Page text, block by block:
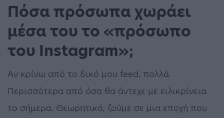
Πόσα πρόσωπα χωράει
μέσα του το «πρόσωπο
του Instagram»;
Αν κρίνω από το δικό μου feed, πολλά.
Περισσότερα από όσα θα άντεχε με ειλικρίνεια
το σήμερα. Θεωρητικά, ζούμε σε μια εποχή που